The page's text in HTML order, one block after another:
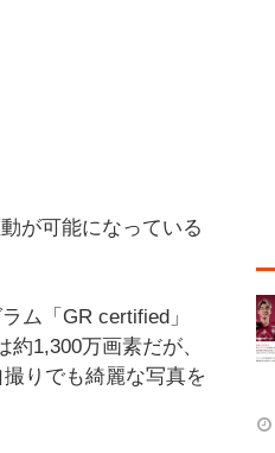
が可能になっている
ム「GR certified」
1,300万画素だが、
りでも綺麗な写真を